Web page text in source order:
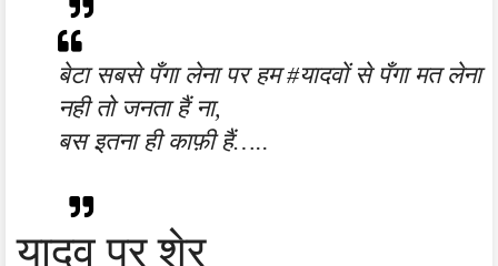
बेटा सबसे पँगा लेना पर हम #यादवों से पँगा मत लेना
नही तो जनता हैं ना,
बस इतना ही काफ़ी हैं…..
यादव पर शेर